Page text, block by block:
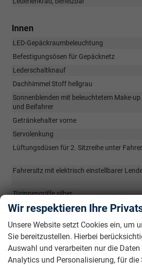
Innen
LED-Gepäckraumbeleuchtung
Befestigungsösen für Gepäcknetz
Lederschaltknauf
Dachhimmel Stoff hellgrau
Sonnenblenden mit beleuchtetem Make-
und Beifahrer
Getränkehalter vorne
Servolenkung
Lüftungsdüsen für 2. Sitzreihe unter
Fahrersitz mit elektrisch einstellbarer
Türinnengriffe silber
Mittelarmlehne vorne inkl. Ablagefach
Fensterheber elektrisch inkl. Abwärts-/
Einklemmschutz für vordere und hintere
Höheneinstellbare Vordersitze
Mittelarmlehne hinten mit Getränkehaltern
Wir respektieren Ihre
Unsere Website setzt Cookies ein, um
Sie bereitzustellen. Hierbei
Auswahl und verarbeiten nur die
Analytics und Personalisierung, für die